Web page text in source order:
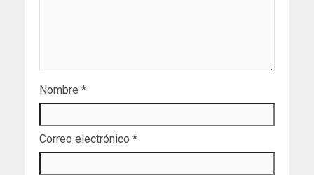
Nombre *
Correo electrónico *